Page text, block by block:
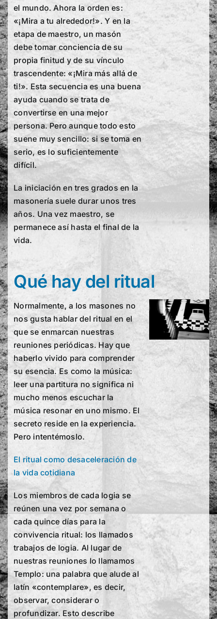
el mundo. Ahora la orden es:
«¡Mira a tu alrededor!». Y en la
etapa de maestro, un masón
debe tomar conciencia de su
propia finitud y de su vínculo
trascendente: «¡Mira más allá de
ti!». Esta secuencia es una buena
ayuda cuando se trata de
convertirse en una mejor
persona. Pero aunque todo esto
suene muy sencillo: si se toma en
serio, es lo suficientemente
difícil.
La iniciación en tres grados en la
masonería suele durar unos tres
años. Una vez maestro, se
permanece así hasta el final de la
vida.
Qué hay del ritual
Normalmente, a los masones no
nos gusta hablar del ritual en el
que se enmarcan nuestras
reuniones periódicas. Hay que
haberlo vivido para comprender
su esencia. Es como la música:
leer una partitura no significa ni
mucho menos escuchar la
música resonar en uno mismo. El
secreto reside en la experiencia.
Pero intentémoslo.
El ritual como desaceleración de
la vida cotidiana
Los miembros de cada logia se
reúnen una vez por semana o
cada quince días para la
convivencia ritual: los llamados
trabajos de logia. Al lugar de
nuestras reuniones lo llamamos
Templo: una palabra que alude al
latín «contemplare», es decir,
observar, considerar o
profundizar. Esto describe